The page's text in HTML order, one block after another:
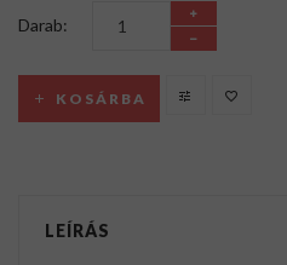
Darab:
KOSÁRBA
LEÍRÁS